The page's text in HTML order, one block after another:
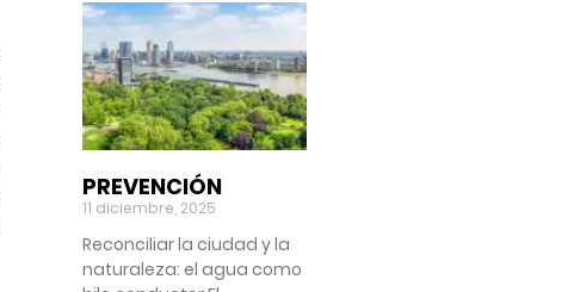
PREVENCIÓN
11 diciembre, 2025
Reconciliar la ciudad y la
naturaleza: el agua como